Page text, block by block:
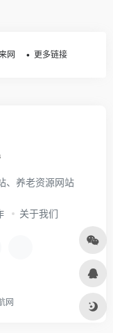
网 更多链接
、养老资源网站
关于我们
网